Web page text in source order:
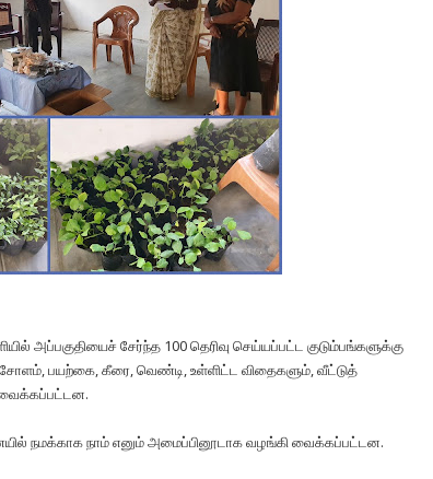
அப்பகுதியைச் சேர்ந்த 100 தெரிவு செய்யப்பட்ட குடும்பங்களுக்கு
பயற்கை, கீரை, வெண்டி, உள்ளிட்ட விதைகளும், வீட்டுத்
நமக்காக நாம் எனும் அமைப்பினூடாக வழங்கி வைக்கப்பட்டன.